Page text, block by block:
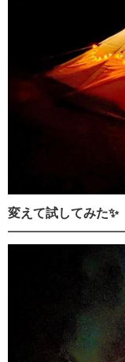
変えて試してみた✨